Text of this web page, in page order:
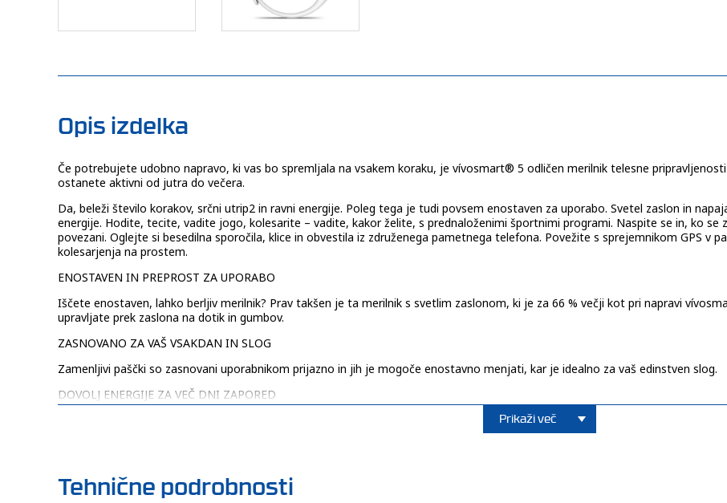
Opis izdelka
Če potrebujete udobno napravo, ki vas bo spremljala na vsakem koraku, je vívosmart® 5 odličen merilnik telesne
ostanete aktivni od jutra do večera.
Da, beleži število korakov, srčni utrip2 in ravni energije. Poleg tega je tudi povsem enostaven za uporabo. Svetel zaslon in
energije. Hodite, tecite, vadite jogo, kolesarite – vadite, kakor želite, s prednaloženimi športnimi programi. Naspite se in, ko
povezani. Oglejte si besedilna sporočila, klice in obvestila iz združenega pametnega telefona. Povežite s sprejemnikom GPS v
kolesarjenja na prostem.
ENOSTAVEN IN PREPROST ZA UPORABO
Iščete enostaven, lahko berljiv merilnik? Prav takšen je ta merilnik s svetlim zaslonom, ki je za 66 % večji kot pri napravi
upravljate prek zaslona na dotik in gumbov.
ZASNOVANO ZA VAŠ VSAKDAN IN SLOG
Zamenljivi paščki so zasnovani uporabnikom prijazno in jih je mogoče enostavno menjati, kar je idealno za vaš edinstven slog.
DOVOLJ ENERGIJE ZA VEČ DNI ZAPORED
Zagotovite si neprekinjeno sliko o svojem zdravju z baterijo, ki zagotavlja napajanje do 7 dni v načinu pametne ure. Spremljajte
MERILNIK ENERGIJE BODY BATTERY™
Prikaži več
Tehnične podrobnosti